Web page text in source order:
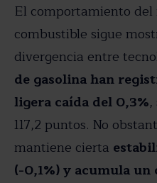
El comportamiento
combustible sigue
divergencia entre
de gasolina han
ligera caída del 0,3%,
117,2 puntos. No
mantiene cierta
(-0,1%) y acumula